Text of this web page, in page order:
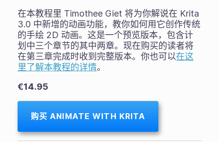
在本教程里 Timothee Giet 将为你解说在 Krita
3.0 中新增的动画功能，教你如何用它创作传统
的手绘 2D 动画。这是一个预览版本，包含计
划中三个章节的其中两章。现在购买的读者将
在第三章完成时收到完整版本。你也可以在这
里了解本教程的详情。
€14.95
购买 ANIMATE WITH KRITA